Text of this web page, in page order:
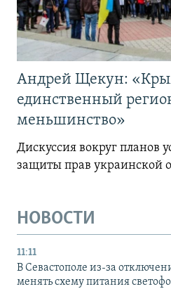
Андрей Щекун:
единственный
меньшинство»
Дискуссия вокруг планов
защиты прав
НОВОСТИ
11:11
В Севастополе из-за
менять схему питания